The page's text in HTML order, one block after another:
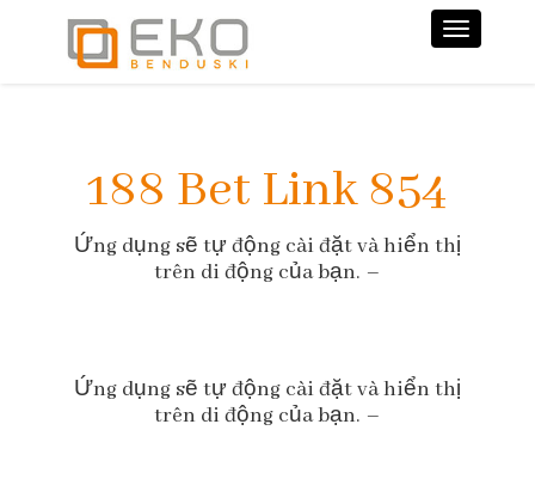
188 Bet Link 854
Ứng dụng sẽ tự động cài đặt và hiển thị
trên di động của bạn. –
Ứng dụng sẽ tự động cài đặt và hiển thị
trên di động của bạn. –